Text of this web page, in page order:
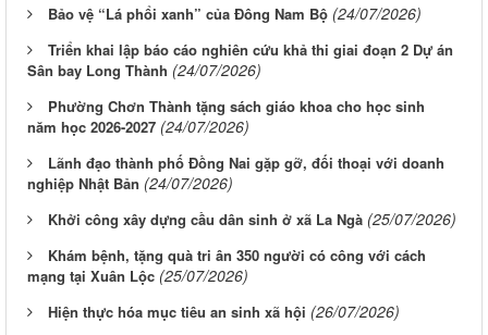
Bảo vệ “Lá phổi xanh” của Đông Nam Bộ (24/07/2026)
Triển khai lập báo cáo nghiên cứu khả thi giai đoạn 2 Dự án
Sân bay Long Thành (24/07/2026)
Phường Chơn Thành tặng sách giáo khoa cho học sinh
năm học 2026-2027 (24/07/2026)
Lãnh đạo thành phố Đồng Nai gặp gỡ, đối thoại với doanh
nghiệp Nhật Bản (24/07/2026)
Khởi công xây dựng cầu dân sinh ở xã La Ngà (25/07/2026)
Khám bệnh, tặng quà tri ân 350 người có công với cách
mạng tại Xuân Lộc (25/07/2026)
Hiện thực hóa mục tiêu an sinh xã hội (26/07/2026)